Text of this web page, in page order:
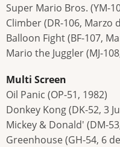
Super Mario Bros. (YM-
Climber (DR-106, Marzo
Balloon Fight (BF-107,
Mario the Juggler (MJ-
Multi Screen
Oil Panic (OP-51, 1982)
Donkey Kong (DK-52, 3
Mickey & Donald' (DM-
Greenhouse (GH-54, 6